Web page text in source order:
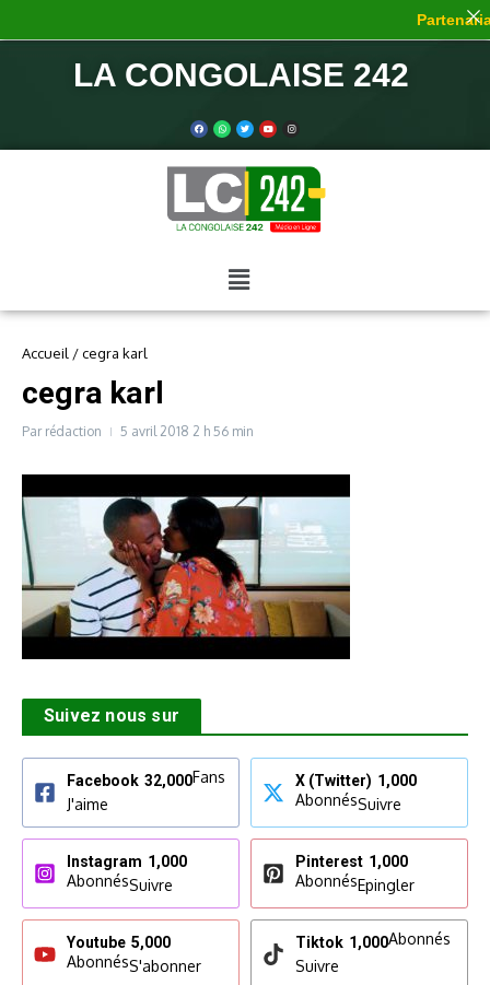
LA CONGOLAISE 242
Accueil /cegra karl
cegra karl
Par rédaction 5 avril 2018 2 h 56 min
Suivez nous sur
Facebook 32,000Fans
J'aime
X (Twitter) 1,000
AbonnésSuivre
Instagram 1,000
AbonnésSuivre
Pinterest 1,000
AbonnésEpingler
Youtube 5,000
AbonnésS'abonner
Tiktok 1,000Abonnés
Suivre